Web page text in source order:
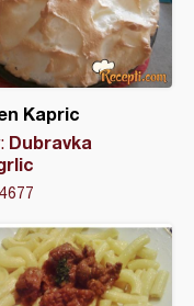
Kapric
Dubravka